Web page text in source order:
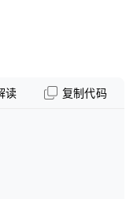
读 复制代码